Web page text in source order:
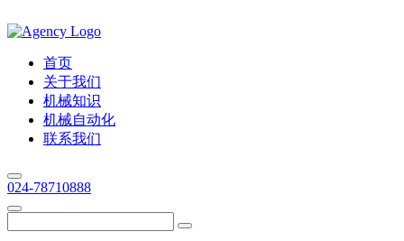
首页
关于我们
机械知识
机械自动化
联系我们
024-78710888